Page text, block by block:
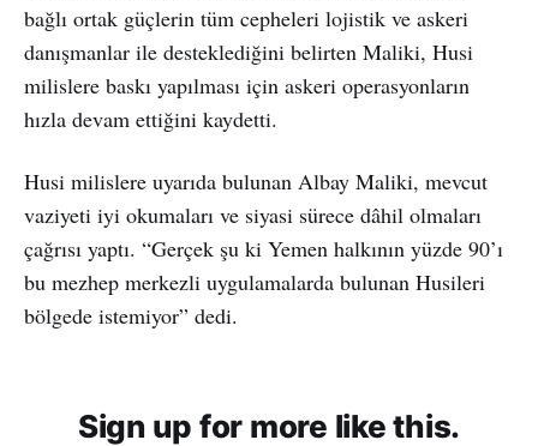
bağlı ortak güçlerin tüm cepheleri lojistik ve askeri
danışmanlar ile desteklediğini belirten Maliki, Husi
milislere baskı yapılması için askeri operasyonların
hızla devam ettiğini kaydetti.
Husi milislere uyarıda bulunan Albay Maliki, mevcut
vaziyeti iyi okumaları ve siyasi sürece dâhil olmaları
çağrısı yaptı. “Gerçek şu ki Yemen halkının yüzde 90’ı
bu mezhep merkezli uygulamalarda bulunan Husileri
bölgede istemiyor” dedi.
Sign up for more like this.